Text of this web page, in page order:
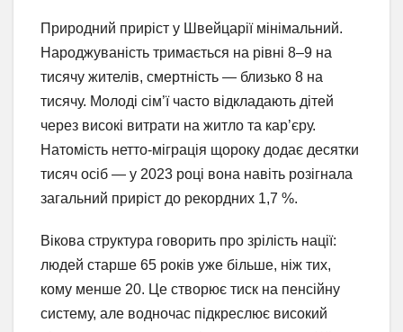
Природний приріст у Швейцарії мінімальний.
Народжуваність тримається на рівні 8–9 на
тисячу жителів, смертність — близько 8 на
тисячу. Молоді сім’ї часто відкладають дітей
через високі витрати на житло та кар’єру.
Натомість нетто-міграція щороку додає десятки
тисяч осіб — у 2023 році вона навіть розігнала
загальний приріст до рекордних 1,7 %.
Вікова структура говорить про зрілість нації:
людей старше 65 років уже більше, ніж тих,
кому менше 20. Це створює тиск на пенсійну
систему, але водночас підкреслює високий